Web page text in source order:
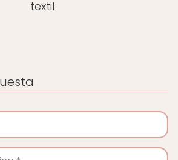
textil